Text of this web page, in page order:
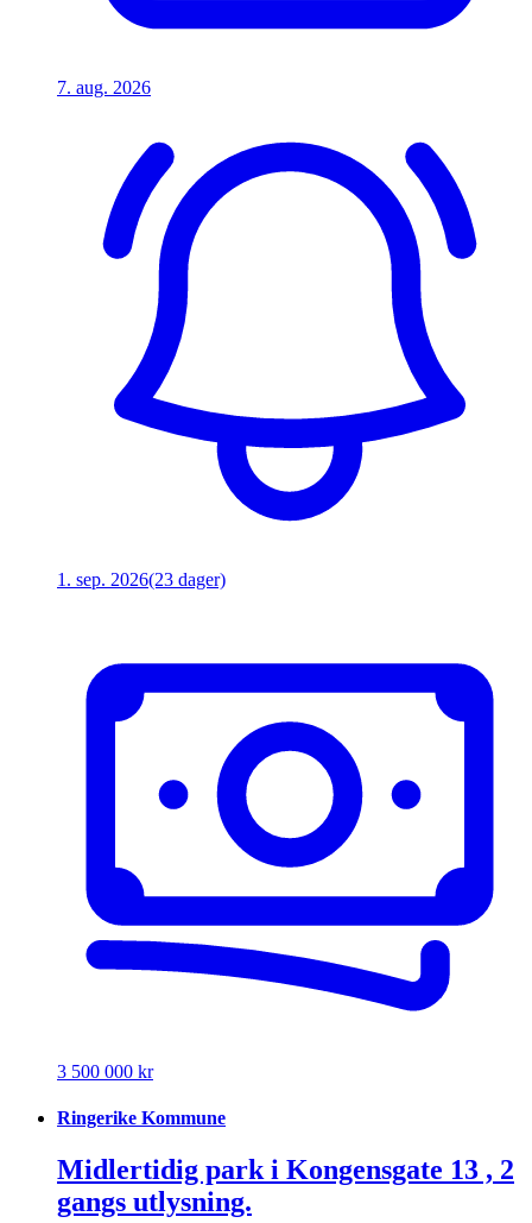
7. aug. 2026
1. sep. 2026(23 dager)
3 500 000 kr
Ringerike Kommune
Midlertidig park i Kongensgate 13 , 2
gangs utlysning.